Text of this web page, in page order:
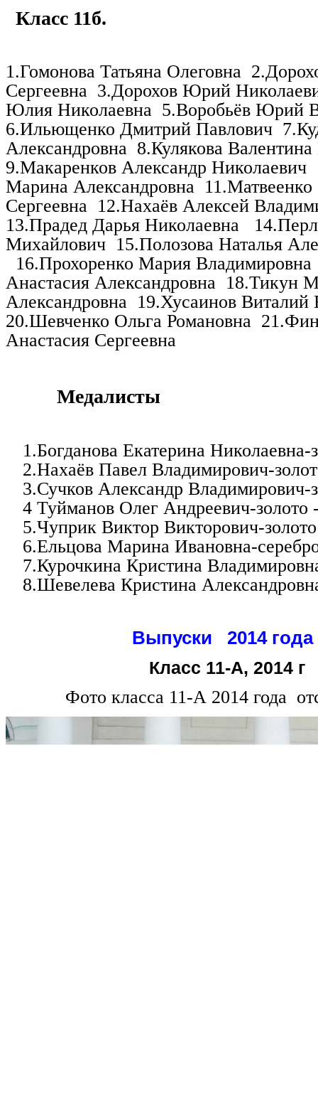
Класс 11б.
1.Гомонова Татьяна Олеговна
Сергеевна 3.Дорохов Юрий
Юлия Николаевна 5.Воробьёв Юрий
6.Ильющенко Дмитрий Павлович
Александровна 8.Кулякова
9.Макаренков Александр Николаевич
Марина Александровна
Сергеевна 12.Нахаёв Алексей
13.Прадед Дарья Николаевна
Михайлович 15.Полозова Наталья
16.Прохоренко Мария Владимировна
Анастасия Александровна 18.Тикун
Александровна 19.Хусаинов Виталий
20.Шевченко Ольга Романовна
Анастасия Сергеевна
Медалисты
1.Богданова Екатерина Николаевна-
2.Нахаёв Павел Владимирович-
3.Сучков Александр Владимирович-
4 Туйманов Олег Андреевич-золото
5.Чуприк Виктор Викторович-
6.Ельцова Марина Ивановна-
7.Курочкина Кристина
8.Шевелева Кристина
Выпуски 2014 года
Класс 11-A, 2014 г
Фото класса 11-А 2014 года